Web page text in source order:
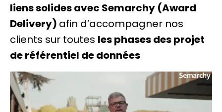
liens solides avec Semarchy (Award
Delivery) afin d’accompagner nos
clients sur toutes les phases des projet
de référentiel de données